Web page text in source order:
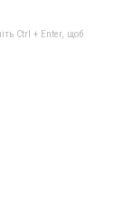
Ctrl + Enter, щоб